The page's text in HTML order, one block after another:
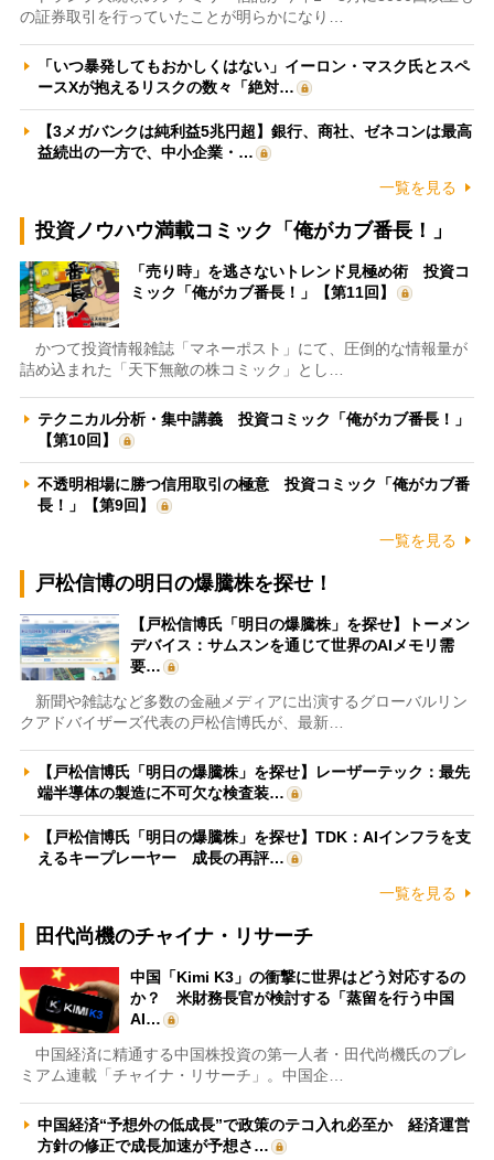
の証券取引を行っていたことが明らかになり…
「いつ暴発してもおかしくはない」イーロン・マスク氏とスペ
ースXが抱えるリスクの数々「絶対…
【3メガバンクは純利益5兆円超】銀行、商社、ゼネコンは最高
益続出の一方で、中小企業・…
一覧を見る
投資ノウハウ満載コミック「俺がカブ番長！」
「売り時」を逃さないトレンド見極め術 投資コ
ミック「俺がカブ番長！」【第11回】
かつて投資情報雑誌「マネーポスト」にて、圧倒的な情報量が
詰め込まれた「天下無敵の株コミック」とし…
テクニカル分析・集中講義 投資コミック「俺がカブ番長！」
【第10回】
不透明相場に勝つ信用取引の極意 投資コミック「俺がカブ番
長！」【第9回】
一覧を見る
戸松信博の明日の爆騰株を探せ！
【戸松信博氏「明日の爆騰株」を探せ】トーメン
デバイス：サムスンを通じて世界のAIメモリ需
要…
新聞や雑誌など多数の金融メディアに出演するグローバルリン
クアドバイザーズ代表の戸松信博氏が、最新…
【戸松信博氏「明日の爆騰株」を探せ】レーザーテック：最先
端半導体の製造に不可欠な検査装…
【戸松信博氏「明日の爆騰株」を探せ】TDK：AIインフラを支
えるキープレーヤー 成長の再評…
一覧を見る
田代尚機のチャイナ・リサーチ
中国「Kimi K3」の衝撃に世界はどう対応するの
か？ 米財務長官が検討する「蒸留を行う中国
AI…
中国経済に精通する中国株投資の第一人者・田代尚機氏のプレ
ミアム連載「チャイナ・リサーチ」。中国企…
中国経済“予想外の低成長”で政策のテコ入れ必至か 経済運営
方針の修正で成長加速が予想さ…